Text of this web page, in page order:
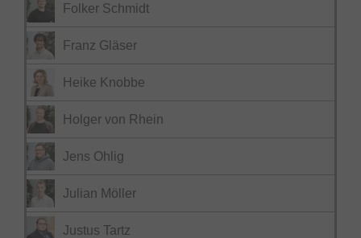
Folker Schmidt
Franz Gläser
Heike Knobbe
Holger von Rhein
Jens Ohlig
Julian Möller
Justus Tartz